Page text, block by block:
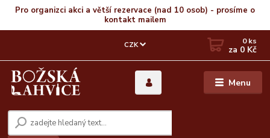
Pro organizci akci a větší rezervace (nad 10 osob) - prosíme o
kontakt mailem
Menu
CZK 0ks
za 0 Kč